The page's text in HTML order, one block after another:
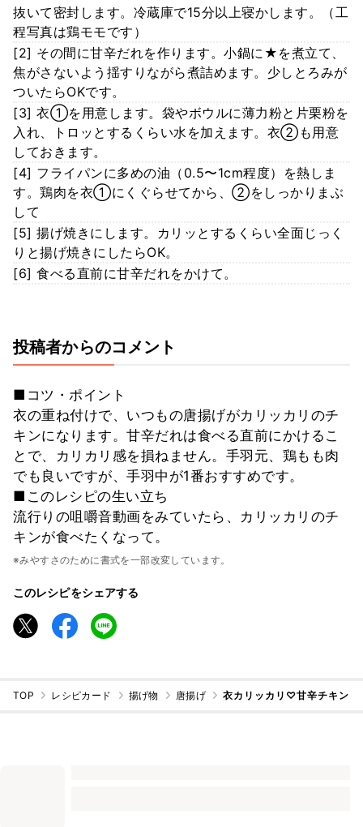
抜いて密封します。冷蔵庫で15分以上寝かします。（工
程写真は鶏モモです）
[2] その間に甘辛だれを作ります。小鍋に★を煮立て、
焦がさないよう揺すりながら煮詰めます。少しとろみが
ついたらOKです。
[3] 衣①を用意します。袋やボウルに薄力粉と片栗粉を
入れ、トロッとするくらい水を加えます。衣②も用意
しておきます。
[4] フライパンに多めの油（0.5〜1cm程度）を熱しま
す。鶏肉を衣①にくぐらせてから、②をしっかりまぶ
して
[5] 揚げ焼きにします。カリッとするくらい全面じっく
りと揚げ焼きにしたらOK。
[6] 食べる直前に甘辛だれをかけて。
投稿者からのコメント
■コツ・ポイント
衣の重ね付けで、いつもの唐揚げがカリッカリのチ
キンになります。甘辛だれは食べる直前にかけるこ
とで、カリカリ感を損ねません。手羽元、鶏もも肉
でも良いですが、手羽中が1番おすすめです。
■このレシピの生い立ち
流行りの咀嚼音動画をみていたら、カリッカリのチ
キンが食べたくなって。
※みやすさのために書式を一部改変しています。
このレシピをシェアする
TOP レシピカード 揚げ物 唐揚げ 衣カリッカリ♡甘辛チキン